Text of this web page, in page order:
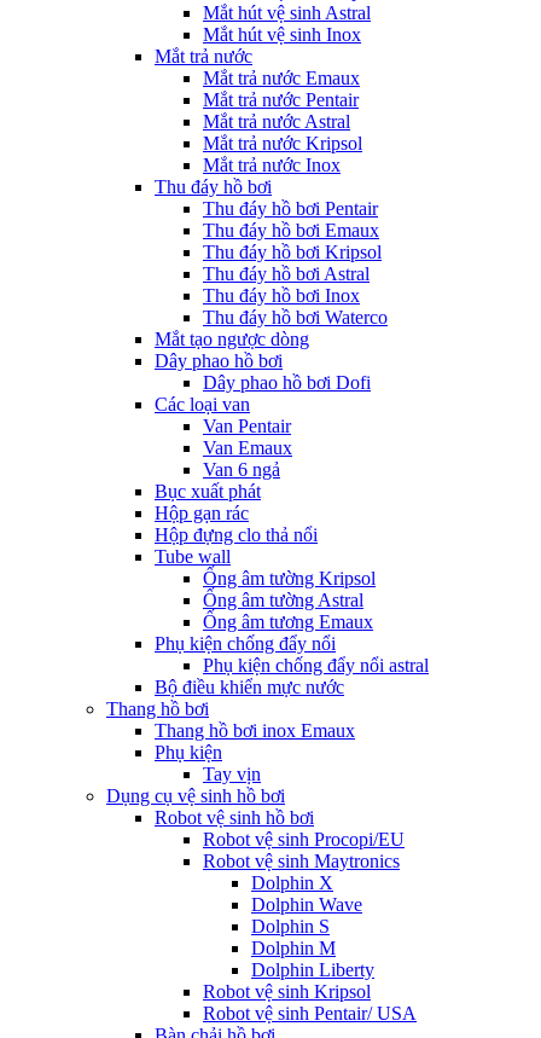
Mắt hút vệ sinh Astral
Mắt hút vệ sinh Inox
Mắt trả nước
Mắt trả nước Emaux
Mắt trả nước Pentair
Mắt trả nước Astral
Mắt trả nước Kripsol
Mắt trả nước Inox
Thu đáy hồ bơi
Thu đáy hồ bơi Pentair
Thu đáy hồ bơi Emaux
Thu đáy hồ bơi Kripsol
Thu đáy hồ bơi Astral
Thu đáy hồ bơi Inox
Thu đáy hồ bơi Waterco
Mắt tạo ngược dòng
Dây phao hồ bơi
Dây phao hồ bơi Dofi
Các loại van
Van Pentair
Van Emaux
Van 6 ngả
Bục xuất phát
Hộp gạn rác
Hộp đựng clo thả nổi
Tube wall
Ống âm tường Kripsol
Ống âm tường Astral
Ống âm tương Emaux
Phụ kiện chống đẩy nổi
Phụ kiện chống đẩy nổi astral
Bộ điều khiển mực nước
Thang hồ bơi
Thang hồ bơi inox Emaux
Phụ kiện
Tay vịn
Dụng cụ vệ sinh hồ bơi
Robot vệ sinh hồ bơi
Robot vệ sinh Procopi/EU
Robot vệ sinh Maytronics
Dolphin X
Dolphin Wave
Dolphin S
Dolphin M
Dolphin Liberty
Robot vệ sinh Kripsol
Robot vệ sinh Pentair/ USA